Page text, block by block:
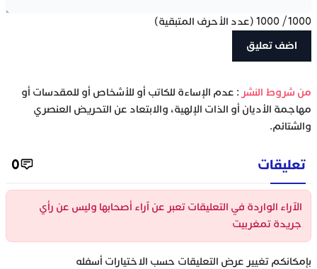
1000
/
1000 (عدد الأحرف المتبقية)
‫من شروط النشر : عدم الإساءة للكاتب أو للأشخاص أو للمقدسات أو
مهاجمة الأديان أو الذات الإلهية، والابتعاد عن التحريض العنصري
والشتائم.
تعليقات 0
الآراء الواردة في التعليقات تعبر عن آراء أصحابها وليس عن رأي
جريدة تمغربيت
بإمكانكم تغيير عرض التعليقات حسب الاختيارات أسفله